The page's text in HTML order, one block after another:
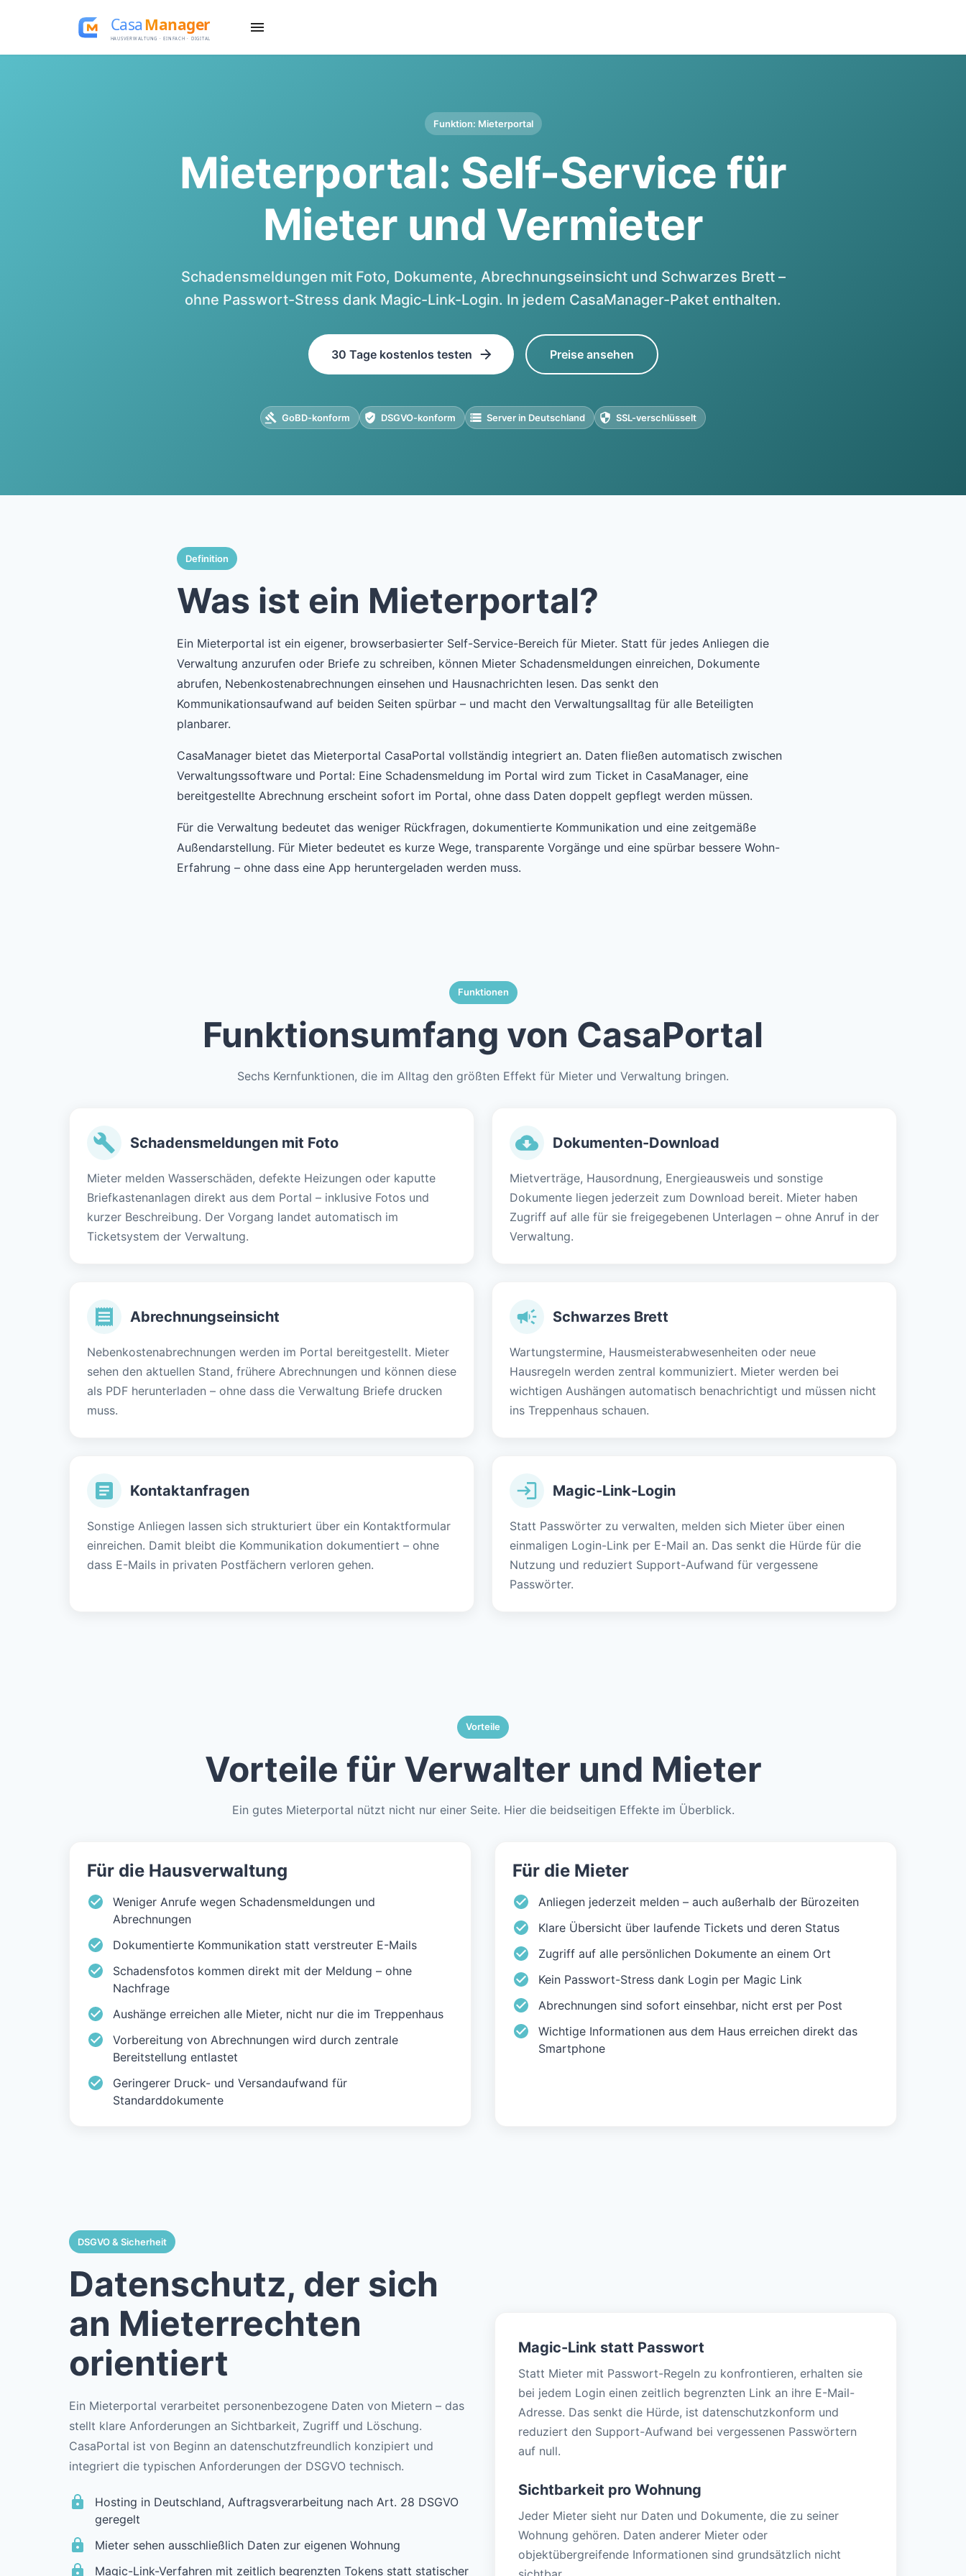
Funktion: Mieterportal
Mieterportal: Self-Service für
Mieter und Vermieter
Schadensmeldungen mit Foto, Dokumente, Abrechnungseinsicht und Schwarzes Brett –
ohne Passwort-Stress dank Magic-Link-Login. In jedem CasaManager-Paket enthalten.
30 Tage kostenlos testen Preise ansehen
GoBD-konform DSGVO-konform Server in Deutschland SSL-verschlüsselt
Definition
Was ist ein Mieterportal?
Ein Mieterportal ist ein eigener, browserbasierter Self-Service-Bereich für Mieter. Statt für jedes Anliegen die
Verwaltung anzurufen oder Briefe zu schreiben, können Mieter Schadensmeldungen einreichen, Dokumente
abrufen, Nebenkostenabrechnungen einsehen und Hausnachrichten lesen. Das senkt den
Kommunikationsaufwand auf beiden Seiten spürbar – und macht den Verwaltungsalltag für alle Beteiligten
planbarer.
CasaManager bietet das Mieterportal CasaPortal vollständig integriert an. Daten fließen automatisch zwischen
Verwaltungssoftware und Portal: Eine Schadensmeldung im Portal wird zum Ticket in CasaManager, eine
bereitgestellte Abrechnung erscheint sofort im Portal, ohne dass Daten doppelt gepflegt werden müssen.
Für die Verwaltung bedeutet das weniger Rückfragen, dokumentierte Kommunikation und eine zeitgemäße
Außendarstellung. Für Mieter bedeutet es kurze Wege, transparente Vorgänge und eine spürbar bessere Wohn-
Erfahrung – ohne dass eine App heruntergeladen werden muss.
Funktionen
Funktionsumfang von CasaPortal
Sechs Kernfunktionen, die im Alltag den größten Effekt für Mieter und Verwaltung bringen.
Schadensmeldungen mit Foto
Mieter melden Wasserschäden, defekte Heizungen oder kaputte
Briefkastenanlagen direkt aus dem Portal – inklusive Fotos und
kurzer Beschreibung. Der Vorgang landet automatisch im
Ticketsystem der Verwaltung.
Dokumenten-Download
Mietverträge, Hausordnung, Energieausweis und sonstige
Dokumente liegen jederzeit zum Download bereit. Mieter haben
Zugriff auf alle für sie freigegebenen Unterlagen – ohne Anruf in der
Verwaltung.
Abrechnungseinsicht
Nebenkostenabrechnungen werden im Portal bereitgestellt. Mieter
sehen den aktuellen Stand, frühere Abrechnungen und können diese
als PDF herunterladen – ohne dass die Verwaltung Briefe drucken
muss.
Schwarzes Brett
Wartungstermine, Hausmeisterabwesenheiten oder neue
Hausregeln werden zentral kommuniziert. Mieter werden bei
wichtigen Aushängen automatisch benachrichtigt und müssen nicht
ins Treppenhaus schauen.
Kontaktanfragen
Sonstige Anliegen lassen sich strukturiert über ein Kontaktformular
einreichen. Damit bleibt die Kommunikation dokumentiert – ohne
dass E-Mails in privaten Postfächern verloren gehen.
Magic-Link-Login
Statt Passwörter zu verwalten, melden sich Mieter über einen
einmaligen Login-Link per E-Mail an. Das senkt die Hürde für die
Nutzung und reduziert Support-Aufwand für vergessene
Passwörter.
Vorteile
Vorteile für Verwalter und Mieter
Ein gutes Mieterportal nützt nicht nur einer Seite. Hier die beidseitigen Effekte im Überblick.
Für die Hausverwaltung
Weniger Anrufe wegen Schadensmeldungen und
Abrechnungen
Dokumentierte Kommunikation statt verstreuter E-Mails
Schadensfotos kommen direkt mit der Meldung – ohne
Nachfrage
Aushänge erreichen alle Mieter, nicht nur die im Treppenhaus
Vorbereitung von Abrechnungen wird durch zentrale
Bereitstellung entlastet
Geringerer Druck- und Versandaufwand für
Standarddokumente
Für die Mieter
Anliegen jederzeit melden – auch außerhalb der Bürozeiten
Klare Übersicht über laufende Tickets und deren Status
Zugriff auf alle persönlichen Dokumente an einem Ort
Kein Passwort-Stress dank Login per Magic Link
Abrechnungen sind sofort einsehbar, nicht erst per Post
Wichtige Informationen aus dem Haus erreichen direkt das
Smartphone
DSGVO & Sicherheit
Datenschutz, der sich
an Mieterrechten
orientiert
Ein Mieterportal verarbeitet personenbezogene Daten von Mietern – das
stellt klare Anforderungen an Sichtbarkeit, Zugriff und Löschung.
CasaPortal ist von Beginn an datenschutzfreundlich konzipiert und
integriert die typischen Anforderungen der DSGVO technisch.
Hosting in Deutschland, Auftragsverarbeitung nach Art. 28 DSGVO
geregelt
Mieter sehen ausschließlich Daten zur eigenen Wohnung
Magic-Link-Verfahren mit zeitlich begrenzten Tokens statt statischer
Magic-Link statt Passwort
Statt Mieter mit Passwort-Regeln zu konfrontieren, erhalten sie
bei jedem Login einen zeitlich begrenzten Link an ihre E-Mail-
Adresse. Das senkt die Hürde, ist datenschutzkonform und
reduziert den Support-Aufwand bei vergessenen Passwörtern
auf null.
Sichtbarkeit pro Wohnung
Jeder Mieter sieht nur Daten und Dokumente, die zu seiner
Wohnung gehören. Daten anderer Mieter oder
objektübergreifende Informationen sind grundsätzlich nicht